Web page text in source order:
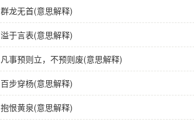
群龙无首(意思解释)
溢于言表(意思解释)
凡事预则立，不预则废(意思解释)
百步穿杨(意思解释)
抱恨黄泉(意思解释)